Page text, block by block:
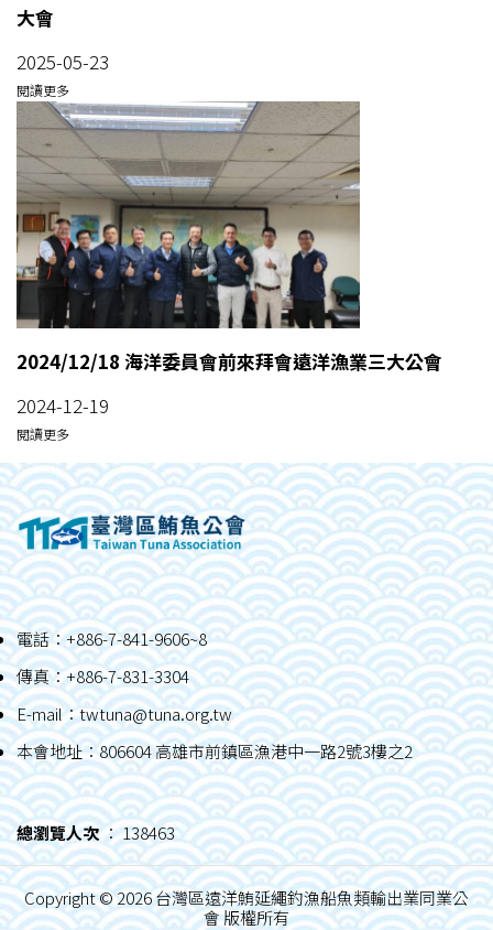
大會
2025-05-23
閱讀更多
2024/12/18 海洋委員會前來拜會遠洋漁業三大公會
2024-12-19
閱讀更多
電話：+886-7-841-9606~8
傳真：+886-7-831-3304
E-mail：twtuna@tuna.org.tw
本會地址：806604 高雄市前鎮區漁港中一路2號3樓之2
總瀏覽人次： 138463
Copyright ©2026 台灣區遠洋鮪延繩釣漁船魚類輸出業同業公
會 版權所有